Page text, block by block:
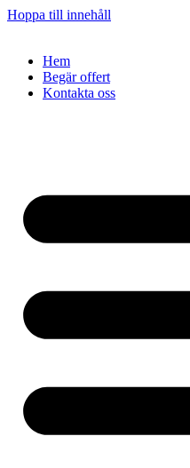
Hoppa till innehåll
Hem
Begär offert
Kontakta oss